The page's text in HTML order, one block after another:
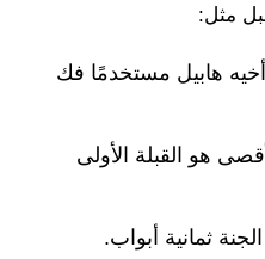
مثل:
هابيل مستخدمًا فك
هو القبلة الأولى
ثمانية أبواب.